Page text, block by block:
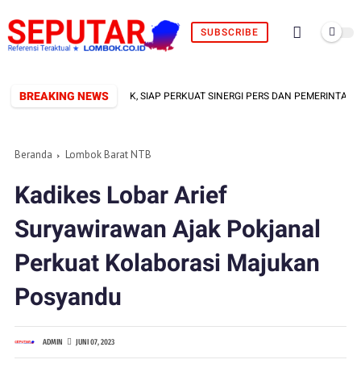
SUBSCRIBE
BREAKING NEWS
FORMAL TERBENTUK, SIAP PERKUAT SINERGI PERS DAN PEMERINTAH
Beranda Lombok Barat NTB
Kadikes Lobar Arief
Suryawirawan Ajak Pokjanal
Perkuat Kolaborasi Majukan
Posyandu
ADMIN JUNI 07, 2023